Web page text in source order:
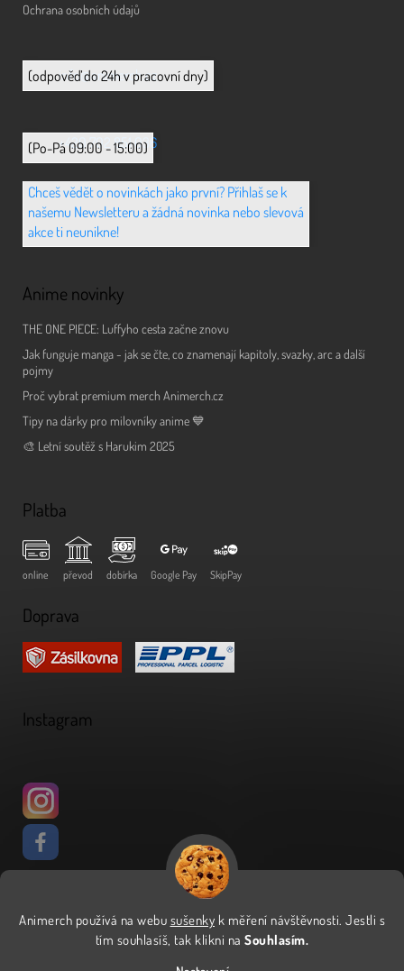
Animerch používá na webu sušenky k měření návštěvnosti. Jestli s
tím souhlasíš, tak klikni naSouhlasím.
Ochrana osobních údajů
info@animerch.cz
(odpověď do 24h v pracovní dny)
+420 702 851 036
(Po-Pá 09:00 - 15:00)
Chceš vědět o novinkách jako první? Přihlaš se k
našemu Newsletteru a žádná novinka nebo slevová
akce ti neunikne!
Anime novinky
THE ONE PIECE: Luffyho cesta začne znovu
Jak funguje manga - jak se čte, co znamenají kapitoly, svazky, arc a další
pojmy
Proč vybrat premium merch Animerch.cz
Tipy na dárky pro milovníky anime 💙
🎨 Letní soutěž s Harukim 2025
Platba
online převod dobírka Google Pay SkipPay
Doprava
Instagram
Vytvořil Shoptet